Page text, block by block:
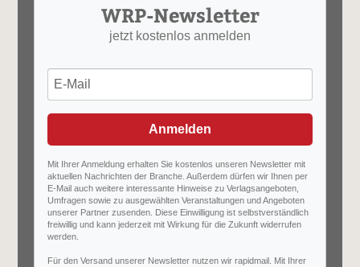
WRP-Newsletter
jetzt kostenlos anmelden
Anmelden
Mit Ihrer Anmeldung erhalten Sie kostenlos unseren Newsletter mit
aktuellen Nachrichten der Branche. Außerdem dürfen wir Ihnen per
E-Mail auch weitere interessante Hinweise zu Verlagsangeboten,
Umfragen sowie zu ausgewählten Veranstaltungen und Angeboten
unserer Partner zusenden. Diese Einwilligung ist selbstverständlich
freiwillig und kann jederzeit mit Wirkung für die Zukunft widerrufen
werden.
Für den Versand unserer Newsletter nutzen wir rapidmail. Mit Ihrer